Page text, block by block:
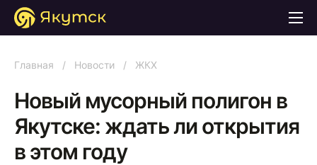
Главная / Новости / ЖКХ
Новый мусорный полигон в
Якутске: ждать ли открытия
в этом году